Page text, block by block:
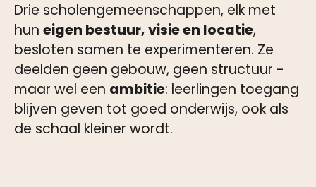
Drie scholengemeenschappen, elk met
hun eigen bestuur, visie en locatie,
besloten samen te experimenteren. Ze
deelden geen gebouw, geen structuur -
maar wel een ambitie: leerlingen toegang
blijven geven tot goed onderwijs, ook als
de schaal kleiner wordt.